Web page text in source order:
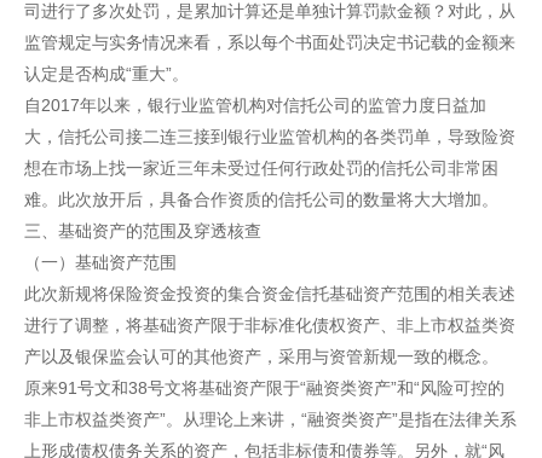
司进行了多次处罚，是累加计算还是单独计算罚款金额？对此，从
监管规定与实务情况来看，系以每个书面处罚决定书记载的金额来
认定是否构成“重大”。
自2017年以来，银行业监管机构对信托公司的监管力度日益加
大，信托公司接二连三接到银行业监管机构的各类罚单，导致险资
想在市场上找一家近三年未受过任何行政处罚的信托公司非常困
难。此次放开后，具备合作资质的信托公司的数量将大大增加。
三、基础资产的范围及穿透核查
（一）基础资产范围
此次新规将保险资金投资的集合资金信托基础资产范围的相关表述
进行了调整，将基础资产限于非标准化债权资产、非上市权益类资
产以及银保监会认可的其他资产，采用与资管新规一致的概念。
原来91号文和38号文将基础资产限于“融资类资产”和“风险可控的
非上市权益类资产”。从理论上来讲，“融资类资产”是指在法律关系
上形成债权债务关系的资产，包括非标债和债券等。另外，就“风